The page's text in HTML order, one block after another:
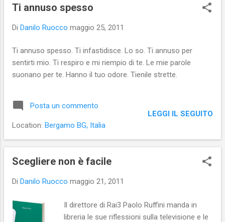
Ti annuso spesso
Di Danilo Ruocco maggio 25, 2011
Ti annuso spesso. Ti infastidisce. Lo so. Ti annuso per
sentirti mio. Ti respiro e mi riempio di te. Le mie parole
suonano per te. Hanno il tuo odore. Tienile strette.
Posta un commento
Location: Bergamo BG, Italia
LEGGI IL SEGUITO
Scegliere non è facile
Di Danilo Ruocco maggio 21, 2011
Il direttore di Rai3 Paolo Ruffini manda in
libreria le sue riflessioni sulla televisione e le